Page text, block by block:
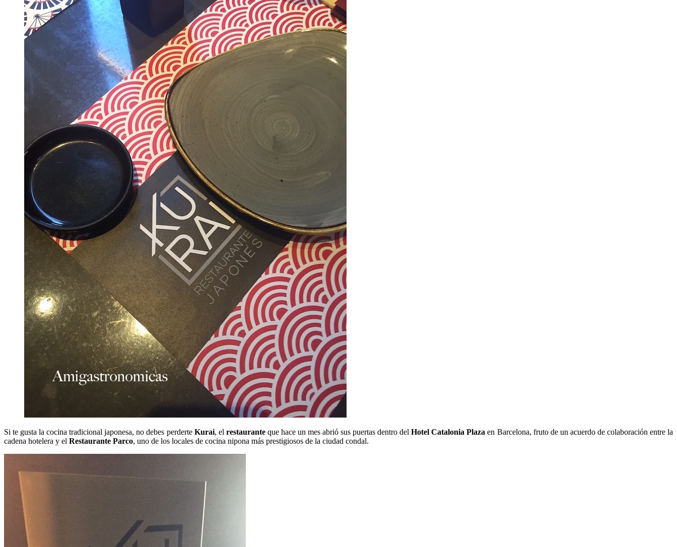
Si te gusta la cocina tradicional japonesa, no debes perderte Kurai, el restauranteque hace un mes abrió sus puertas dentro delHotel Catalonia Plaza en Barcelona, fruto de un acuerdo de colaboración entre la
cadena hotelera y el Restaurante Parco, uno de los locales de cocina nipona más prestigiosos de la ciudad condal.